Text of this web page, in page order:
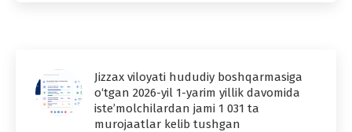
Jizzax viloyati hududiy boshqarmasiga
o‘tgan 2026-yil 1-yarim yillik davomida
iste’molchilardan jami 1 031 ta
murojaatlar kelib tushgan